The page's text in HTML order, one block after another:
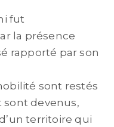
fut
la présence
rapporté par son
sont restés
sont devenus,
territoire qui